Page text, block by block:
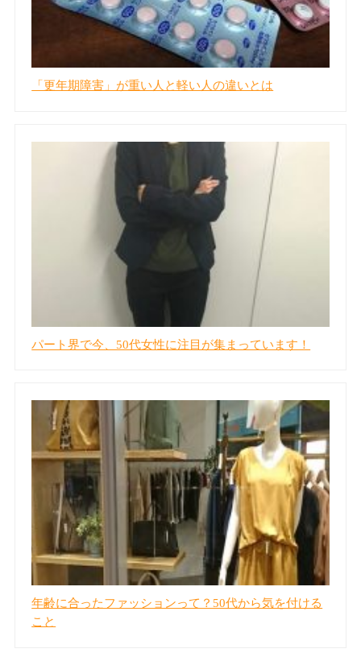
「更年期障害」が重い人と軽い人の違いとは
パート界で今、50代女性に注目が集まっています！
年齢に合ったファッションって？50代から気を付ける
こと